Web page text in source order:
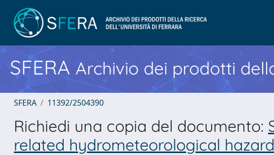
SFERA Archivio dei prodotti
SFERA 11392/2504390
Richiedi una copia del documento:
related hydrometeorological